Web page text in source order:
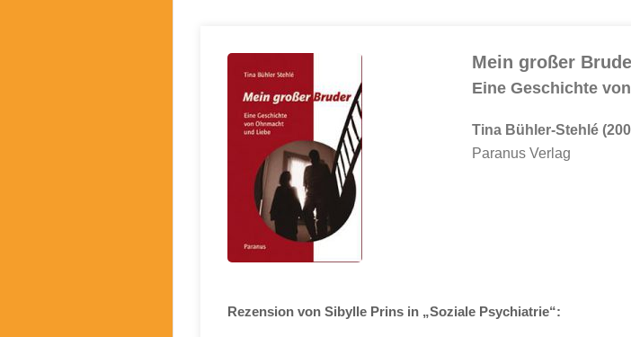
Mein großer
Eine Geschichte
Tina Bühler-Stehlé
Paranus Verlag
Rezension von Sibylle Prins in „Soziale Psychiatrie“: